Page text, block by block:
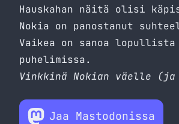
Hauskahan näitä olisi
Nokia on panostanut
Vaikea on sanoa
puhelimissa.
Vinkkinä Nokian väelle (ja
Jaa Mastodonissa